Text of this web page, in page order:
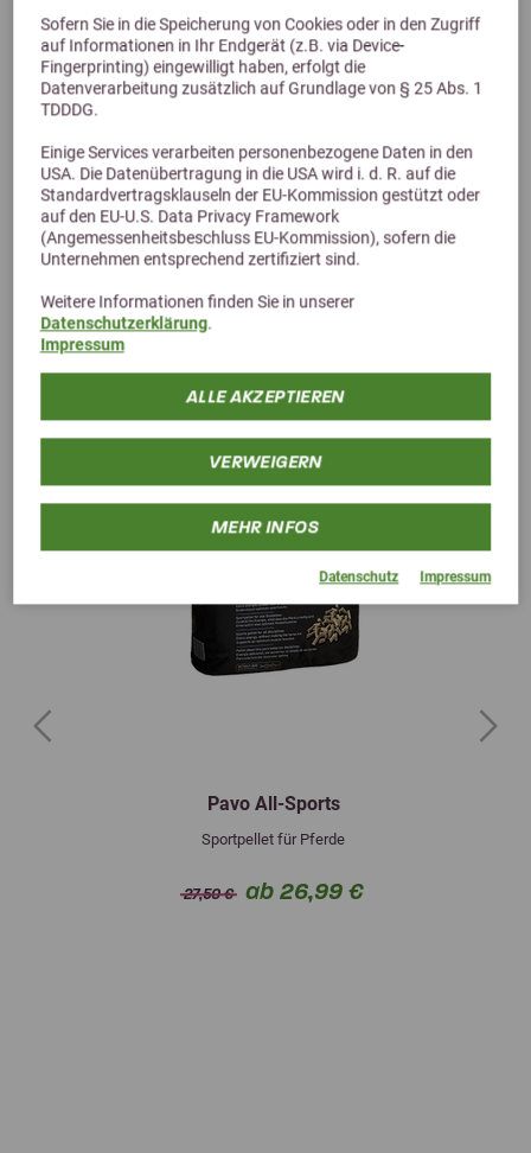
Sofern Sie in die Speicherung von Cookies oder in den Zugriff
auf Informationen in Ihr Endgerät (z.B. via Device-
Fingerprinting) eingewilligt haben, erfolgt die
Datenverarbeitung zusätzlich auf Grundlage von § 25 Abs. 1
TDDDG.
Einige Services verarbeiten personenbezogene Daten in den
USA. Die Datenübertragung in die USA wird i. d. R. auf die
Standardvertragsklauseln der EU-Kommission gestützt oder
auf den EU-U.S. Data Privacy Framework
(Angemessenheitsbeschluss EU-Kommission), sofern die
Unternehmen entsprechend zertifiziert sind.
Weitere Informationen finden Sie in unserer
Datenschutzerklärung.
Impressum
ALLE AKZEPTIEREN
VERWEIGERN
MEHR INFOS
Datenschutz Impressum
Alternative Produkte
Pavo All-Sports
Sportpellet für Pferde
27,50 € ab 26,99 €
Previous Next